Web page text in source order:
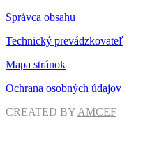
Správca obsahu
Technický prevádzkovateľ
Mapa stránok
Ochrana osobných údajov
CREATED BY AMCEF